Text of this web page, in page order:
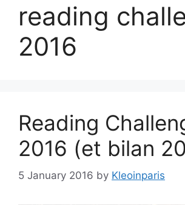
reading
2016
Reading
2016 (et bilan
5 January 2016 by Kleoinparis